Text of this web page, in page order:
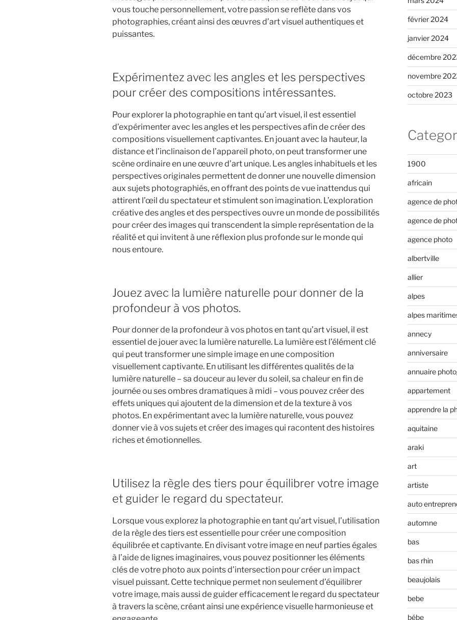
vous touche personnellement, votre passion se reflète dans vos
photographies, créant ainsi des œuvres d’art visuel authentiques et
puissantes.
Expérimentez avec les angles et les perspectives
pour créer des compositions intéressantes.
Pour explorer la photographie en tant qu’art visuel, il est essentiel
d’expérimenter avec les angles et les perspectives afin de créer des
compositions visuellement captivantes. En jouant avec la hauteur, la
distance et l’inclinaison de l’appareil photo, on peut transformer une
scène ordinaire en une œuvre d’art unique. Les angles inhabituels et les
perspectives originales permettent de donner une nouvelle dimension
aux sujets photographiés, en offrant des points de vue inattendus qui
attirent l’œil du spectateur et stimulent son imagination. L’exploration
créative des angles et des perspectives ouvre un monde de possibilités
pour créer des images qui transcendent la simple représentation de la
réalité et qui invitent à une réflexion plus profonde sur le monde qui
nous entoure.
Jouez avec la lumière naturelle pour donner de la
profondeur à vos photos.
Pour donner de la profondeur à vos photos en tant qu’art visuel, il est
essentiel de jouer avec la lumière naturelle. La lumière est l’élément clé
qui peut transformer une simple image en une composition
visuellement captivante. En utilisant les différentes qualités de la
lumière naturelle – sa douceur au lever du soleil, sa chaleur en fin de
journée ou ses ombres dramatiques à midi – vous pouvez créer des
effets uniques qui ajoutent de la dimension et de la texture à vos
photos. En expérimentant avec la lumière naturelle, vous pouvez
donner vie à vos sujets et créer des images qui racontent des histoires
riches et émotionnelles.
Utilisez la règle des tiers pour équilibrer votre image
et guider le regard du spectateur.
Lorsque vous explorez la photographie en tant qu’art visuel, l’utilisation
de la règle des tiers est essentielle pour créer une composition
équilibrée et captivante. En divisant votre image en neuf parties égales
à l’aide de lignes imaginaires, vous pouvez positionner les éléments
clés de votre photo aux points d’intersection pour créer un impact
visuel puissant. Cette technique permet non seulement d’équilibrer
votre image, mais aussi de guider efficacement le regard du spectateur
à travers la scène, créant ainsi une expérience visuelle harmonieuse et
février 2024
janvier 2024
décembre
novembre
octobre 2023
1900
africain
agence de
agence de
agence photo
albertville
allier
alpes
alpes
annecy
anniversaire
annuaire
appartement
apprendre la
aquitaine
araki
art
artiste
auto
automne
bas
bas rhin
beaujolais
bebe
bébe